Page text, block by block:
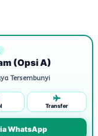
(Opsi A)
Tersembunyi
Transfer
WhatsApp